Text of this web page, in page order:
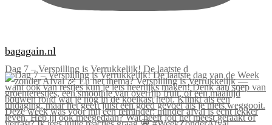
bagagain.nl
Dag 7 – Verspilling is Verrukkelijk! De laatste d